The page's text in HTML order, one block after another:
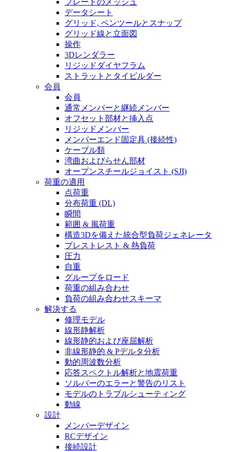
プレートのメッシュ
データシート
グリッド, ペンツールとスナップ
グリッド線と立面図
操作
3Dレンダラー
リジッドダイヤフラム
ストラットとタイビルダー
会員
会員
通常メンバーと継続メンバー
オフセット部材と挿入点
リジッドメンバー
メンバーエンド固定具 (接続性)
ケーブル類
湾曲およびらせん部材
オープンスチールジョイスト (SJI)
荷重の適用
点荷重
分布荷重 (DL)
瞬間
範囲 & 風荷重
構造3Dを備えた統合型負荷ジェネレータ
プレストレスト & 熱負荷
圧力
自重
グループをロード
荷重の組み合わせ
負荷の組み合わせスキーマ
解決する
修理モデル
線形静解析
線形静的および座屈解析
非線形静的 & Pデルタ分析
動的周波数分析
応答スペクトル解析と地震荷重
ソルバーのエラーと警告のリスト
モデルのトラブルシューティング
動線
設計
メンバーデザイン
RCデザイン
接続設計